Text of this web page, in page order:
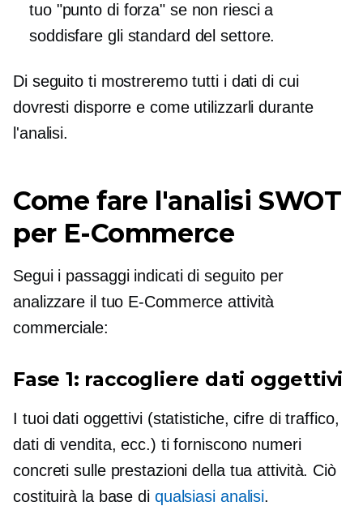
tuo "punto di forza" se non riesci a
soddisfare gli standard del settore.
Di seguito ti mostreremo tutti i dati di cui
dovresti disporre e come utilizzarli durante
l'analisi.
Come fare l'analisi SWOT
per E-Commerce
Segui i passaggi indicati di seguito per
analizzare il tuo E-Commerce attività
commerciale:
Fase 1: raccogliere dati oggettivi
I tuoi dati oggettivi (statistiche, cifre di traffico,
dati di vendita, ecc.) ti forniscono numeri
concreti sulle prestazioni della tua attività. Ciò
costituirà la base di qualsiasi analisi.